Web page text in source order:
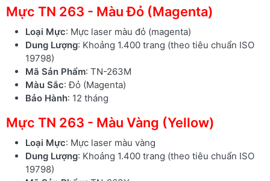
Mực TN 263 - Màu Đỏ (Magenta)
Loại Mực: Mực laser màu đỏ (magenta)
Dung Lượng: Khoảng 1.400 trang (theo tiêu chuẩn ISO
19798)
Mã Sản Phẩm: TN-263M
Màu Sắc: Đỏ (Magenta)
Bảo Hành: 12 tháng
Mực TN 263 - Màu Vàng (Yellow)
Loại Mực: Mực laser màu vàng
Dung Lượng: Khoảng 1.400 trang (theo tiêu chuẩn ISO
19798)